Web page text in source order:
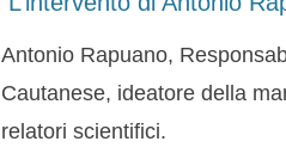
Antonio Rapuano,
Cautanese, ideatore della
relatori scientifici.